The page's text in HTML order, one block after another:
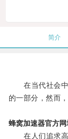
简介
在当代社会中
的一部分，然而
蜂窝加速器官方网
在人们追求高